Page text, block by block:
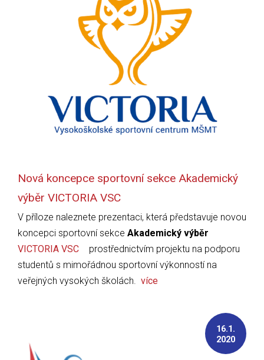
Nová koncepce sportovní sekce Akademický
výběr VICTORIA VSC
V příloze naleznete prezentaci, která představuje novou
koncepci sportovní sekce Akademický výběr
VICTORIA VSC
prostřednictvím projektu na podporu
studentů s mimořádnou sportovní výkonností na
veřejných vysokých školách. více
16.1.
2020